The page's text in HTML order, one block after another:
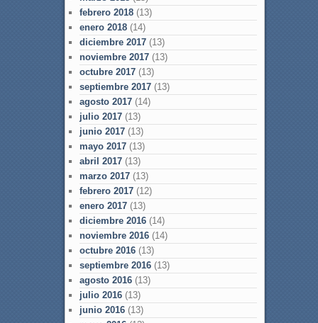
febrero 2018(13)
enero 2018(14)
diciembre 2017(13)
noviembre 2017(13)
octubre 2017(13)
septiembre 2017(13)
agosto 2017(14)
julio 2017(13)
junio 2017(13)
mayo 2017(13)
abril 2017(13)
marzo 2017(13)
febrero 2017(12)
enero 2017(13)
diciembre 2016(14)
noviembre 2016(14)
octubre 2016(13)
septiembre 2016(13)
agosto 2016(13)
julio 2016(13)
junio 2016(13)